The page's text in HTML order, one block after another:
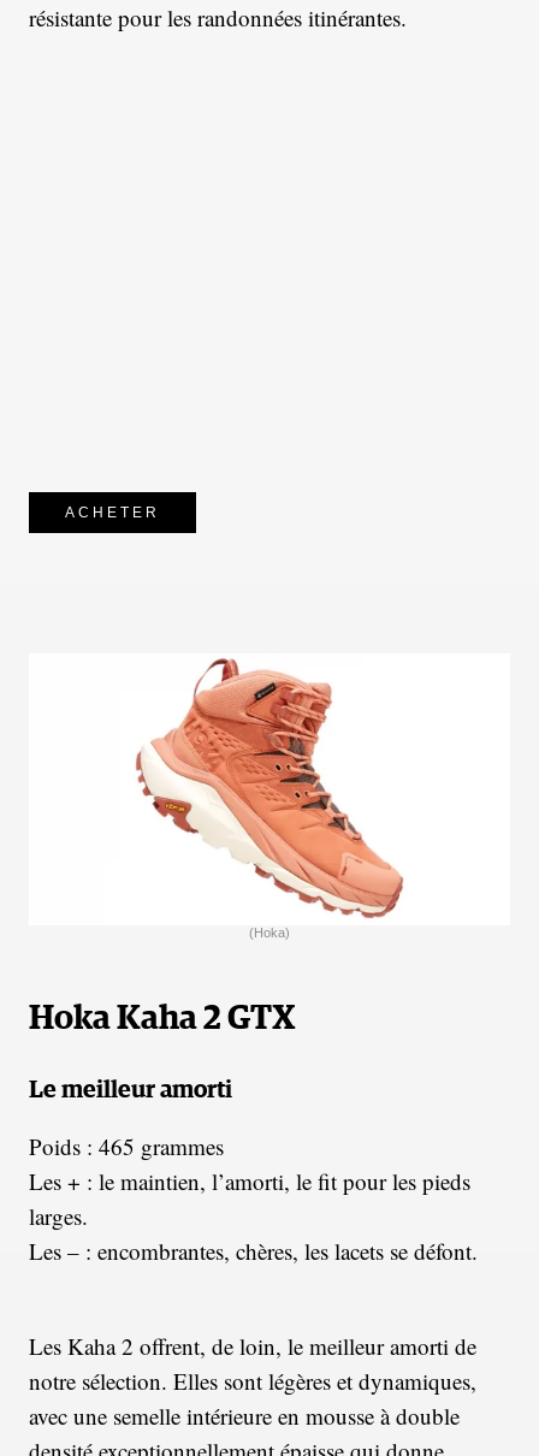
résistante pour les randonnées itinérantes.
ACHETER
(Hoka)
Hoka Kaha 2 GTX
Le meilleur amorti
Poids : 465 grammes
Les + : le maintien, l’amorti, le fit pour les pieds
larges.
Les – : encombrantes, chères, les lacets se défont.
Les Kaha 2 offrent, de loin, le meilleur amorti de
notre sélection. Elles sont légères et dynamiques,
avec une semelle intérieure en mousse à double